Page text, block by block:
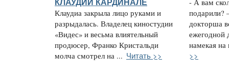
КЛАУДИИ КАРДИНАЛЕ
Клаудиа закрыла лицо руками и
разрыдалась. Владелец киностудии
«Видес» и весьма влиятельный
продюсер, Франко Кристальди
молча смотрел на ... Читать >>
- А вам
подарили?
докторша
ежегодной
намекая
>>